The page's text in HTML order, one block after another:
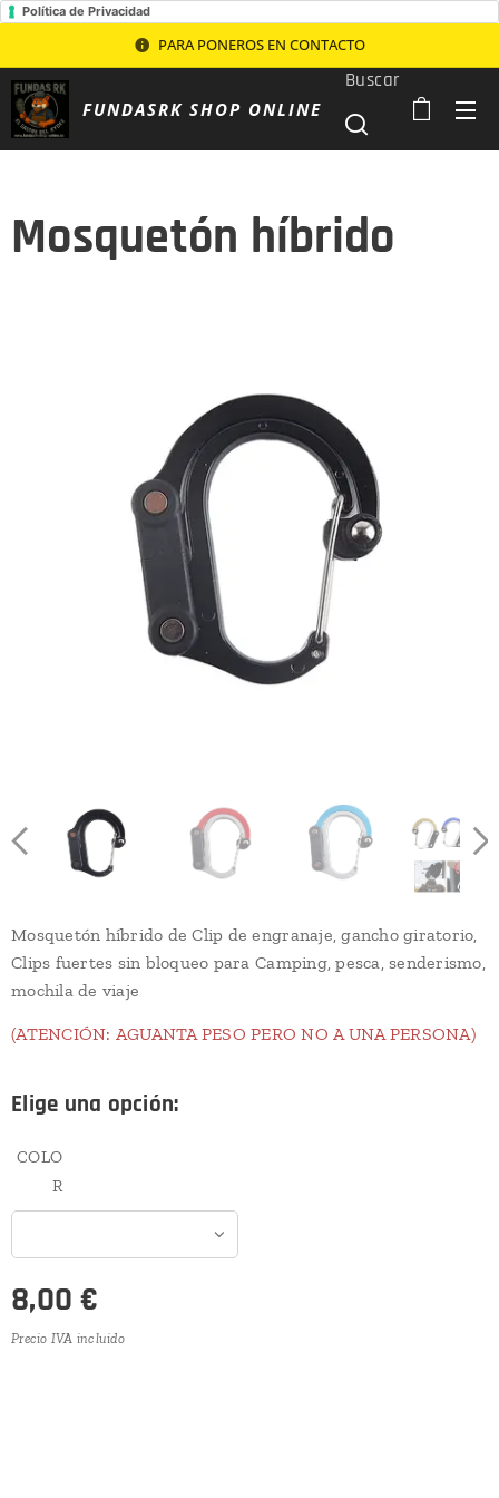
Política de Privacidad
PARA PONEROS EN CONTACTO
FUNDASRK SHOP ONLINE
Buscar
Mosquetón híbrido
Mosquetón híbrido de Clip de engranaje, gancho giratorio,
Clips fuertes sin bloqueo para Camping, pesca, senderismo,
mochila de viaje
(ATENCIÓN: AGUANTA PESO PERO NO A UNA PERSONA)
Elige una opción:
COLO
R
8,00 €
Precio IVA incluido